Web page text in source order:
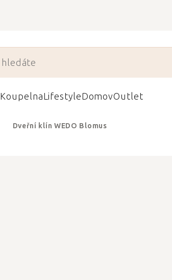
KoupelnaLifestyleDomovOutlet
Dveřní klín WEDO Blomus